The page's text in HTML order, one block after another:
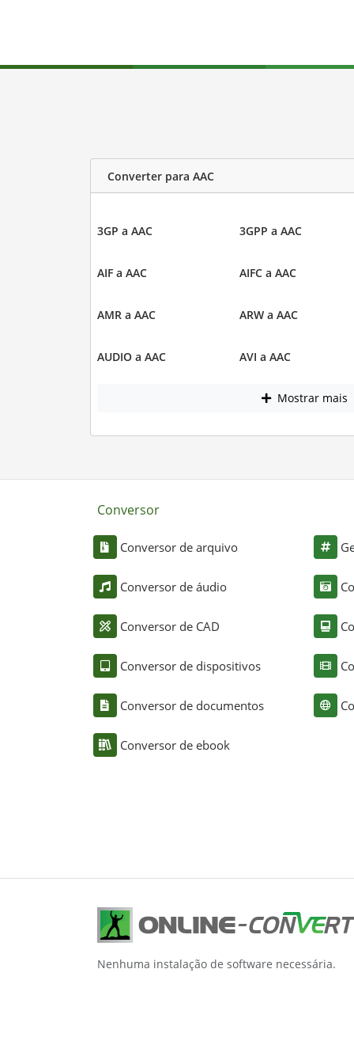
Converter para AAC
3GP a AAC 3GPP a AAC
AIF a AAC AIFC a AAC
AMR a AAC ARW a AAC
AUDIO a AAC AVI a AAC
Mostrar mais
Conversor
Conversor de arquivo
Conversor de áudio
Conversor de CAD
Conversor de dispositivos
Conversor de documentos
Conversor de ebook
Nenhuma instalação de software necessária.